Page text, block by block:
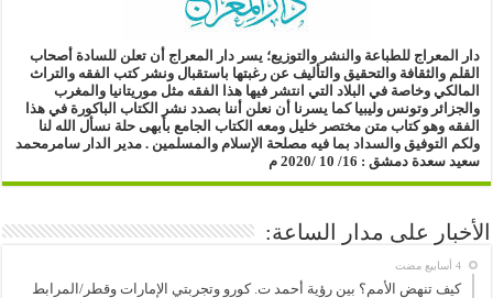
دار المعراج للطباعة والنشر والتوزيع؛ يسر دار المعراج أن تعلن للسادة أصحاب
القلم والثقافة والتحقيق والتأليف عن رغبتها باستقبال ونشر كتب الفقه والتراث
المالكي وخاصة في البلاد التي انتشر فيها هذا الفقه مثل موريتانيا والمغرب
والجزائر وتونس وليبيا كما يسرنا أن نعلن أننا بصدد نشر الكتاب الباكورة في هذا
الفقه وهو كتاب متن مختصر خليل ومعه الكتاب الجامع بأبهى حلة نسأل الله لنا
ولكم التوفيق والسداد بما فيه مصلحة الإسلام والمسلمين . مدير الدار سامرمحمد
سعيد سعدة دمشق : 16/ 10 /2020 م
الأخبار على مدار الساعة:
‏4 أسابيع مضت
كيف تنهض الأمم؟ بين رؤية أحمد ت. كورو وتجربتي الإمارات وقطر/المرابط